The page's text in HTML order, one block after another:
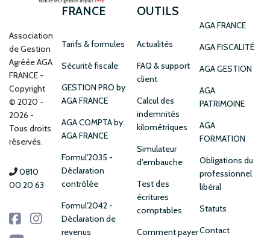
Association
de Gestion
Agréée AGA
FRANCE
Copyright
© 2020 -
2026 -
Tous droits
réservés.
0810
00 20 63
FRANCE
Tarifs & formules
Sécurité fiscale
GESTION PRO by
AGA FRANCE
AGA COMPTA by
AGA FRANCE
Formul'2035 -
Déclaration
contrôlée
Formul'2042 -
Déclaration de
revenus
OUTILS
Actualités
FAQ & support
client
Calcul des
indemnités
kilométriques
Simulateur
d'embauche
Test des
écritures
comptables
Comment payer
AGA FRANCE
AGA FISCALITÉ
AGA GESTION
AGA
PATRIMOINE
AGA
FORMATION
Obligations du
professionnel
libéral
Statuts
Contact